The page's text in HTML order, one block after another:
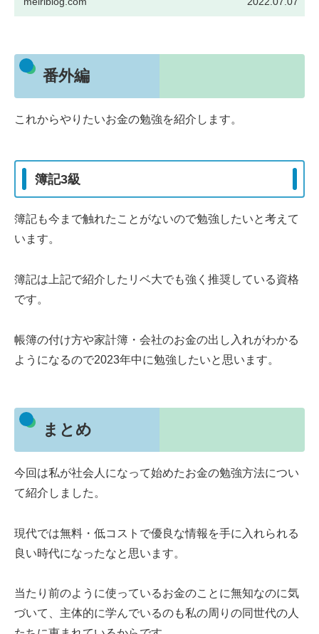
番外編
これからやりたいお金の勉強を紹介します。
簿記3級
簿記も今まで触れたことがないので勉強したいと考えて
います。
簿記は上記で紹介したリベ大でも強く推奨している資格
です。
帳簿の付け方や家計簿・会社のお金の出し入れがわかる
ようになるので2023年中に勉強したいと思います。
まとめ
今回は私が社会人になって始めたお金の勉強方法につい
て紹介しました。
現代では無料・低コストで優良な情報を手に入れられる
良い時代になったなと思います。
当たり前のように使っているお金のことに無知なのに気
づいて、主体的に学んでいるのも私の周りの同世代の人